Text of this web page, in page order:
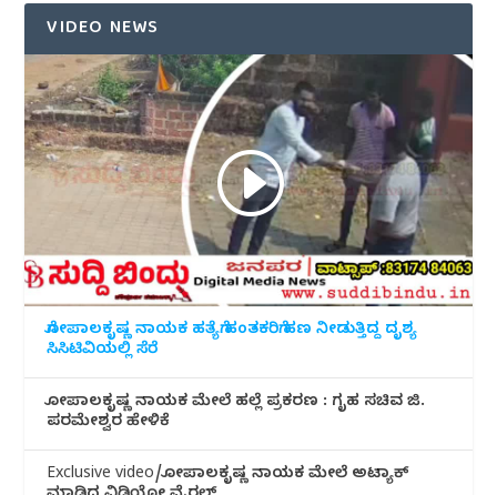
VIDEO NEWS
ಗೋಪಾಲಕೃಷ್ಣ ನಾಯಕ ಹತ್ಯೆಗೆ ಹಂತಕರಿಗೆ ಹಣ ನೀಡುತ್ತಿದ್ದ ದೃಶ್ಯ
ಸಿಸಿಟಿವಿಯಲ್ಲಿ ಸೆರೆ
ಗೋಪಾಲಕೃಷ್ಣ ನಾಯಕ ಮೇಲೆ ಹಲ್ಲೆ ಪ್ರಕರಣ : ಗೃಹ ಸಚಿವ ಜಿ.
ಪರಮೇಶ್ವರ ಹೇಳಿಕೆ
Exclusive video/ಗೋಪಾಲಕೃಷ್ಣ ನಾಯಕ ಮೇಲೆ ಅಟ್ಯಾಕ್